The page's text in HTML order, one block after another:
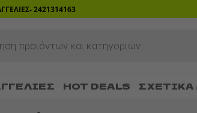
2421314163
HOT DEALS